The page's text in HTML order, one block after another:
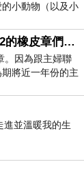
小動物（以及小
【手作生活】橡皮章 #2012的橡皮章們。之一
。因為跟主婦聯
將近一年份的主
進並溫暖我的生